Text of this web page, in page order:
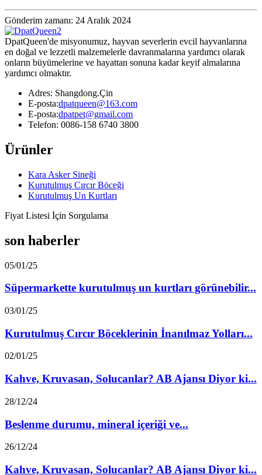
Gönderim zamanı: 24 Aralık 2024
DpatQueen'de misyonumuz, hayvan severlerin evcil hayvanlarına
en doğal ve lezzetli malzemelerle davranmalarına yardımcı olarak
onların büyümelerine ve hayattan sonuna kadar keyif almalarına
yardımcı olmaktır.
Adres: Shangdong.Çin
E-posta:dpatqueen@163.com
E-posta:dpatpet@gmail.com
Telefon: 0086-158 6740 3800
Ürünler
Kara Asker Sineği
Kurutulmuş Cırcır Böceği
Kurutulmuş Un Kurtları
Fiyat Listesi İçin Sorgulama
son haberler
05/01/25
Süpermarkette kurutulmuş un kurtları görünebilir...
03/01/25
Kurutulmuş Cırcır Böceklerinin İnanılmaz Yolları...
02/01/25
Kahve, Kruvasan, Solucanlar? AB Ajansı Diyor ki...
28/12/24
Beslenme durumu, mineral içeriği ve...
26/12/24
Kahve, Kruvasan, Solucanlar? AB Ajansı Diyor ki...